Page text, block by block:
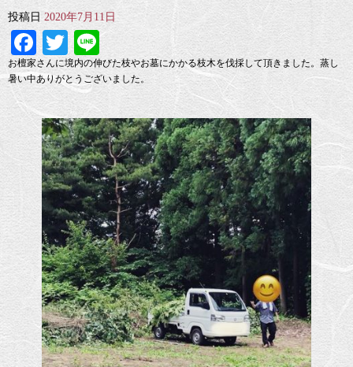
投稿日 2020年7月11日
Facebook
Twitter
Line
お檀家さんに境内の伸びた枝やお墓にかかる枝木を伐採して頂きました。蒸し
暑い中ありがとうございました。